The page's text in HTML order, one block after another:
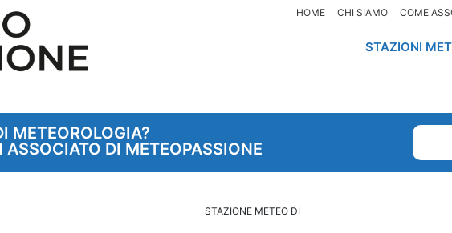
HOME CHI SIAMO COME
STAZIONI
METEOROLOGIA?
DI METEOPASSIONE
STAZIONE METEO DI